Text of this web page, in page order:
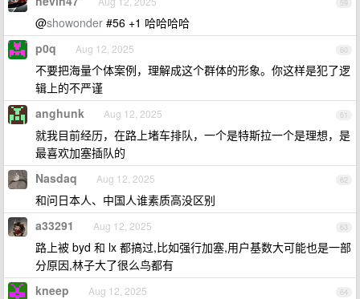
59
@showonder #56 +1 哈哈哈哈
60
p0q Aug 12, 2025
不要把海量个体案例，理解成这个群体的形象。你这样是犯了逻
辑上的不严谨
61
anghunk Aug 12, 2025
就我目前经历，在路上堵车排队，一个是特斯拉一个是理想，是
最喜欢加塞插队的
62
Nasdaq Aug 12, 2025
和问日本人、中国人谁素质高没区别
63
a33291 Aug 12, 2025
路上被 byd 和 lx 都搞过,比如强行加塞,用户基数大可能也是一部
分原因,林子大了很么鸟都有
64
kneep Aug 12, 2025